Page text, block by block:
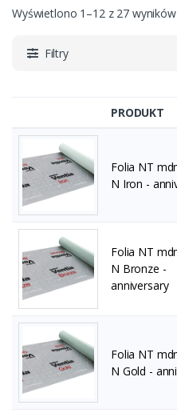
Wyświetlono 1–12 z 27 wyników
Filtry
PRODUKT
Folia NT
N Iron -
Folia NT
N Bronze -
anniversary
Folia NT
N Gold -